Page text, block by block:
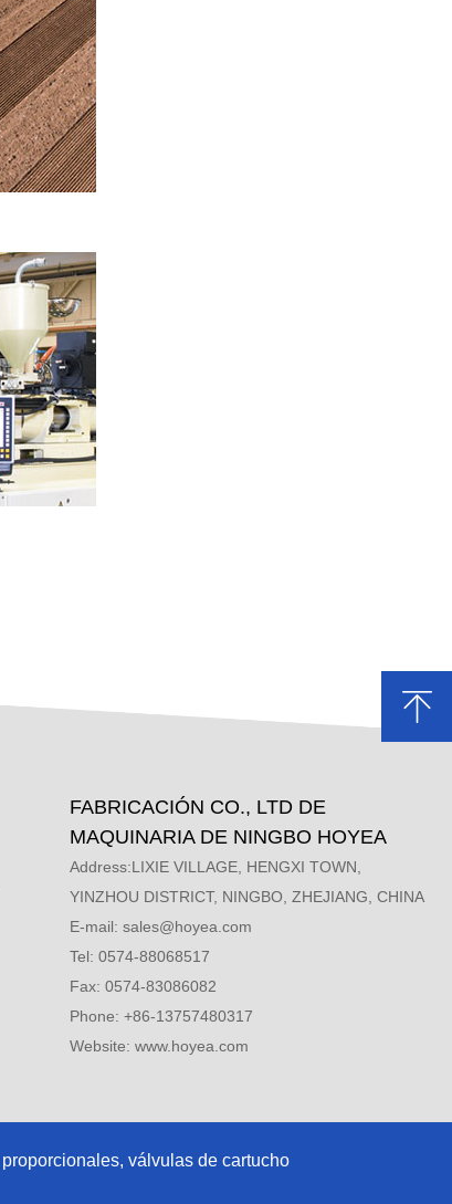
FABRICACIÓN CO., LTD DE
MAQUINARIA DE NINGBO HOYEA
Address:LIXIE VILLAGE, HENGXI TOWN,
YINZHOU DISTRICT, NINGBO, ZHEJIANG, CHINA
E-mail: sales@hoyea.com
Tel: 0574-88068517
Fax: 0574-83086082
Phone: +86-13757480317
Website: www.hoyea.com
válvulas de cartucho